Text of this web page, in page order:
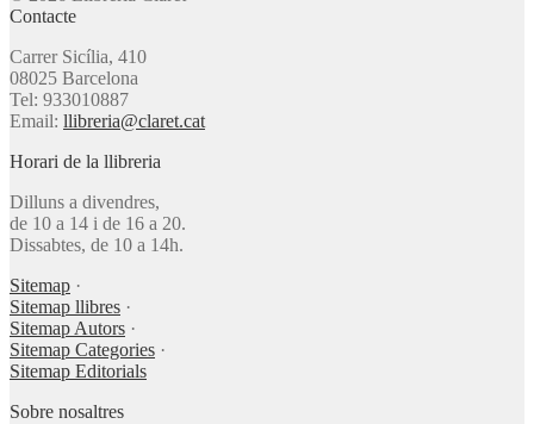
Contacte
Carrer Sicília, 410
08025 Barcelona
Tel: 933010887
Email: llibreria@claret.cat
Horari de la llibreria
Dilluns a divendres,
de 10 a 14 i de 16 a 20.
Dissabtes, de 10 a 14h.
Sitemap ·
Sitemap llibres ·
Sitemap Autors ·
Sitemap Categories ·
Sitemap Editorials
Sobre nosaltres